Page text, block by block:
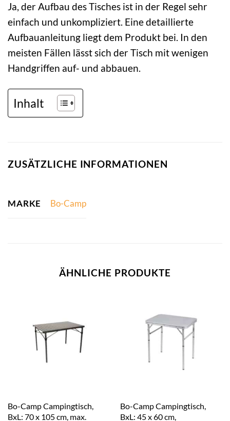
Ja, der Aufbau des Tisches ist in der Regel sehr
einfach und unkompliziert. Eine detaillierte
Aufbauanleitung liegt dem Produkt bei. In den
meisten Fällen lässt sich der Tisch mit wenigen
Handgriffen auf- und abbauen.
Inhalt
ZUSÄTZLICHE INFORMATIONEN
MARKE Bo-Camp
ÄHNLICHE PRODUKTE
Bo-Camp Campingtisch,
BxL: 70 x 105 cm, max.
Bo-Camp Campingtisch,
BxL: 45 x 60 cm,